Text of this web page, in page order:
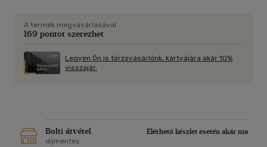
A termék megvásárlásával
169 pontot szerezhet
Legyen Ön is törzsvásárlónk, kártyájára akár 10%
visszajár.
Bolti átvétel
Elérhető készlet esetén akár ma
díjmentes